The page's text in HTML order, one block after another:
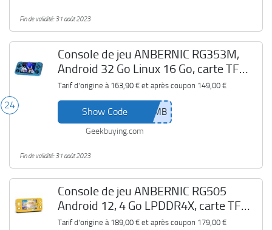
Fin de validité: 31 août 2023
24
Console de jeu ANBERNIC RG353M,
Android 32 Go Linux 16 Go, carte TF
256 Go (avec 35000 jeux)
Tarif d'origine à 163,90 €et après coupon 149,00 €
Show Code
Geekbuying.com
Fin de validité: 31 août 2023
Console de jeu ANBERNIC RG505
Android 12, 4 Go LPDDR4X, carte TF
256 Go + 128 Go, 4242 jeux
Tarif d'origine à 189,00 €et après coupon 179,00 €